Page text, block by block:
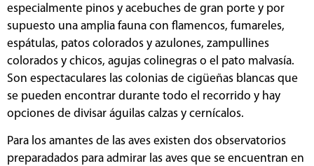
especialmente pinos y acebuches de gran porte y por
supuesto una amplia fauna con flamencos, fumareles,
espátulas, patos colorados y azulones, zampullines
colorados y chicos, agujas colinegras o el pato malvasía.
Son espectaculares las colonias de cigüeñas blancas que
se pueden encontrar durante todo el recorrido y hay
opciones de divisar águilas calzas y cernícalos.
Para los amantes de las aves existen dos observatorios
preparadados para admirar las aves que se encuentran en